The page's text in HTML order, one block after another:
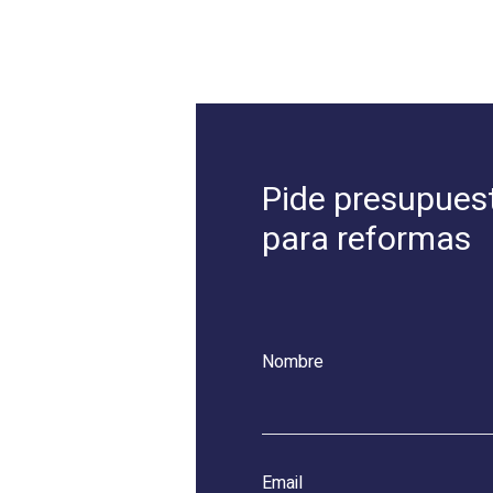
Pide
para reformas
Nombre
Email